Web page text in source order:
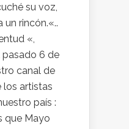
su voz,
un rincón.«..
«,
6 de
canal de
los artistas
país :
que Mayo